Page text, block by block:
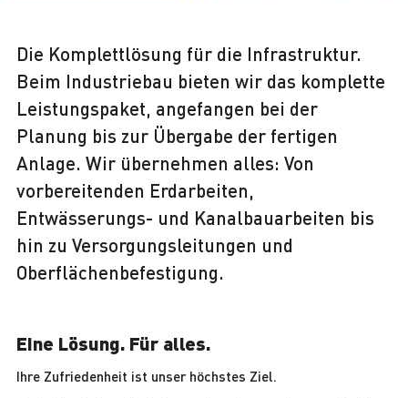
Die Komplettlösung für die Infrastruktur.
Beim Industriebau bieten wir das komplette
Leistungspaket, angefangen bei der
Planung bis zur Übergabe der fertigen
Anlage. Wir übernehmen alles: Von
vorbereitenden Erdarbeiten,
Entwässerungs- und Kanalbauarbeiten bis
hin zu Versorgungsleitungen und
Oberflächenbefestigung.
Eine Lösung. Für alles.
Ihre Zufriedenheit ist unser höchstes Ziel.